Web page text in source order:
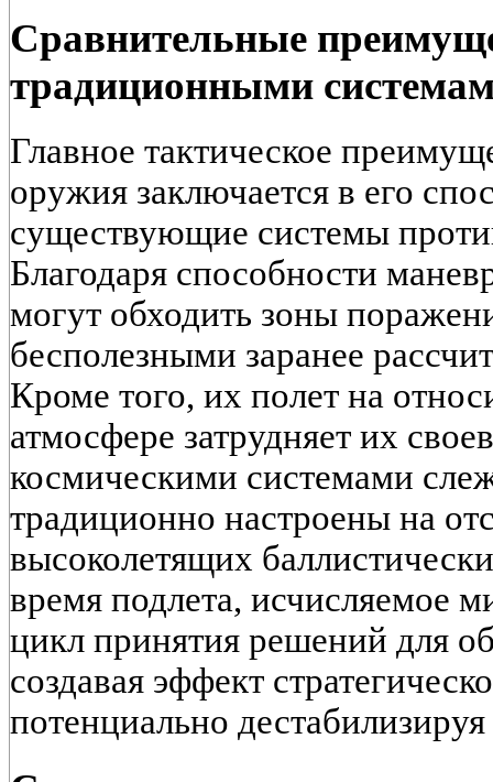
Сравнительные
традиционными
Главное тактическое
оружия заключается в его
существующие системы
Благодаря способности
могут обходить зоны
бесполезными заранее
Кроме того, их полет на
атмосфере затрудняет их
космическими системами
традиционно настроены на
высоколетящих
время подлета, исчисляемое
цикл принятия решений для
создавая эффект
потенциально